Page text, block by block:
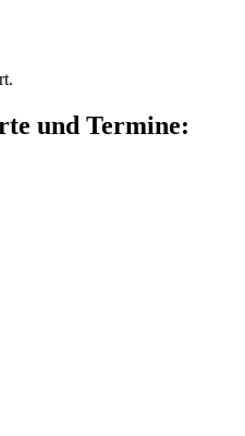
und Termine: